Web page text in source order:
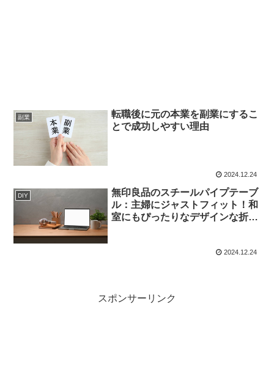
副業
転職後に元の本業を副業にするこ
とで成功しやすい理由
2024.12.24
DIY
無印良品のスチールパイプテーブ
ル：主婦にジャストフィット！和
室にもぴったりなデザインな折り
2024.12.24
スポンサーリンク